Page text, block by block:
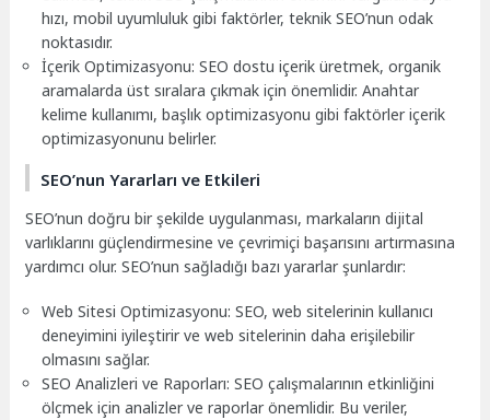
hızı, mobil uyumluluk gibi faktörler, teknik SEO’nun odak
noktasıdır.
İçerik Optimizasyonu: SEO dostu içerik üretmek, organik
aramalarda üst sıralara çıkmak için önemlidir. Anahtar
kelime kullanımı, başlık optimizasyonu gibi faktörler içerik
optimizasyonunu belirler.
SEO’nun Yararları ve Etkileri
SEO’nun doğru bir şekilde uygulanması, markaların dijital
varlıklarını güçlendirmesine ve çevrimiçi başarısını artırmasına
yardımcı olur. SEO’nun sağladığı bazı yararlar şunlardır:
Web Sitesi Optimizasyonu: SEO, web sitelerinin kullanıcı
deneyimini iyileştirir ve web sitelerinin daha erişilebilir
olmasını sağlar.
SEO Analizleri ve Raporları: SEO çalışmalarının etkinliğini
ölçmek için analizler ve raporlar önemlidir. Bu veriler,